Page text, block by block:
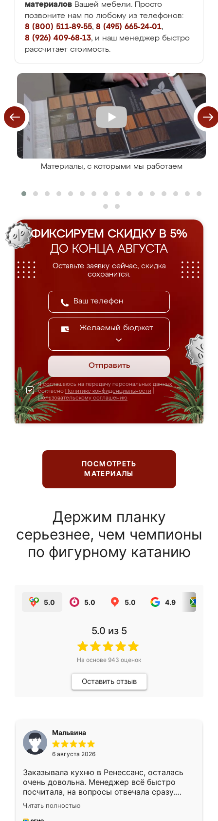
материалов Вашей мебели. Просто
позвоните нам по любому из телефонов:
8 (800) 511-89-55, 8 (495) 665-24-01,
8 (926) 409-68-13, и наш менеджер быстро
рассчитает стоимость.
Материалы, с которыми мы работаем
ФИКСИРУЕМ СКИДКУ В 5%
ДО КОНЦА АВГУСТА
Оставьте заявку сейчас, скидка
сохранится.
Желаемый бюджет
Отправить
Я соглашаюсь на передачу персональных данных
согласно Политике конфиденциальности
Пользовательскому соглашению
ПОСМОТРЕТЬ
МАТЕРИАЛЫ
Держим планку
серьезнее, чем чемпионы
по фигурному катанию
5.0 5.0 5.0 4.9
5.0 из 5
На основе 943 оценок
Оставить отзыв
Мальвина
6 августа 2026
Заказывала кухню в Ренессанс, осталась
очень довольна. Менеджер всё быстро
посчитала, на вопросы отвечала сразу.
Замерщик приехал в субботу, подошёл к
делу со всей ответственностью. Собрали
Читать полностью